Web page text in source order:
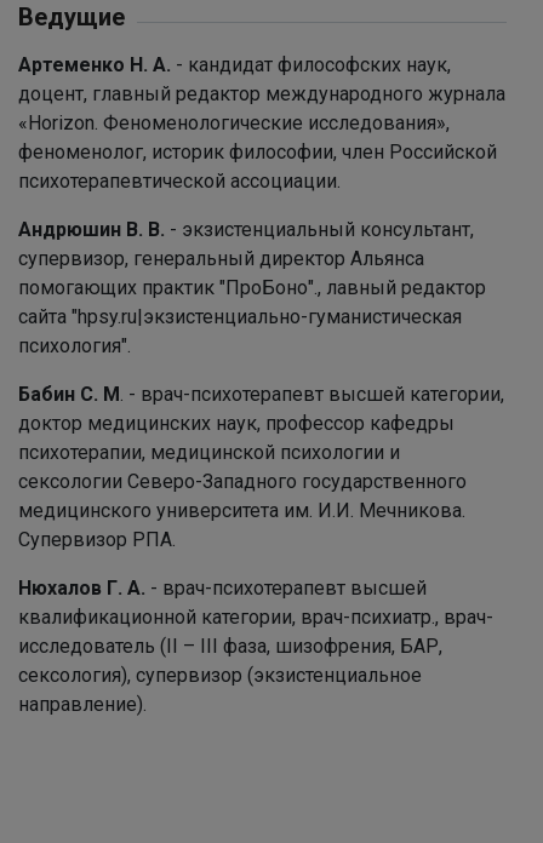
Ведущие
Артеменко Н. А. - кандидат философских наук,
доцент, главный редактор международного журнала
«Horizon. Феноменологические исследования»,
феноменолог, историк философии, член Российской
психотерапевтической ассоциации.
Андрюшин В. В. - экзистенциальный консультант,
супервизор, генеральный директор Альянса
помогающих практик "ПроБоно"., лавный редактор
сайта "hpsy.ru|экзистенциально-гуманистическая
психология".
Бабин С. М . - врач-психотерапевт высшей категории,
доктор медицинских наук, профессор кафедры
психотерапии, медицинской психологии и
сексологии Северо-Западного государственного
медицинского университета им. И.И. Мечникова.
Супервизор РПА.
Нюхалов Г. А. - врач-психотерапевт высшей
квалификационной категории, врач-психиатр., врач-
исследователь (II – III фаза, шизофрения, БАР,
сексология), супервизор (экзистенциальное
направление).